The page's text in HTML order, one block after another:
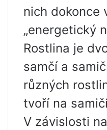
nich dokonce
„energetický
Rostlina je
samčí a
různých
tvoří na
V závislosti